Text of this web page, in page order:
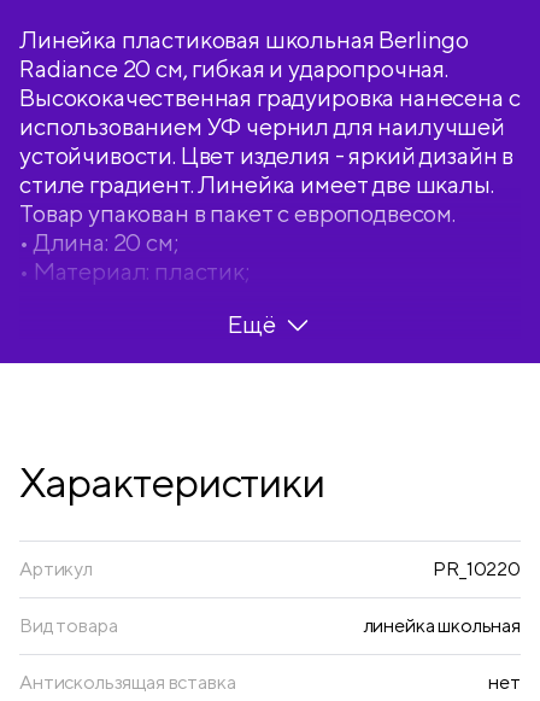
Линейка пластиковая школьная Berlingo
Radiance 20 см, гибкая и ударопрочная.
Высококачественная градуировка нанесена с
использованием УФ чернил для наилучшей
устойчивости. Цвет изделия - яркий дизайн в
стиле градиент. Линейка имеет две шкалы.
Товар упакован в пакет с европодвесом.
• Длина: 20 см;
• Материал: пластик;
Ещё
Характеристики
Артикул PR_10220
Вид товара линейка школьная
Антискользящая вставка нет